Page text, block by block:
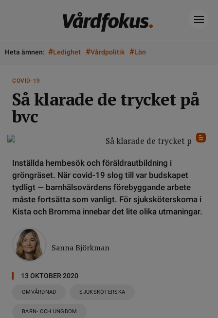
Heta ämnen: #Ledighet #Vårdpolitik #Lön
COVID-19
Så klarade de trycket på
bvc
Inställda hembesök och föräldrautbildning i
gröngräset. När covid-19 slog till var budskapet
tydligt — barnhälsovårdens förebyggande arbete
måste fortsätta som vanligt. För sjuksköterskorna i
Kista och Bromma innebar det lite olika utmaningar.
Sanna Björkman
13 OKTOBER 2020
OMVÅRDNAD SJUKSKÖTERSKA
BARN- OCH UNGDOM